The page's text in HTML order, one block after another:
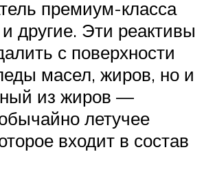
премиум-класса
другие. Эти реактивы
с поверхности
масел, жиров, но и
из жиров —
летучее
входит в состав